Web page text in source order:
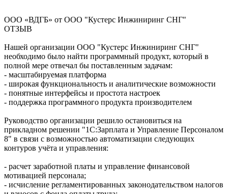
ООО «ВДГБ» от ООО "Кустерс Инжиниринг СНГ"
ОТЗЫВ
Нашей организации ООО "Кустерс Инжиниринг СНГ"
необходимо было найти программный продукт, который в
полной мере отвечал бы поставленным задачам:
- масштабируемая платформа
- широкая функциональность и аналитические возможности
- понятные интерфейсы и простота настроек
- поддержка программного продукта производителем
Руководство организации решило остановиться на
прикладном решении "1С:Зарплата и Управление Персоналом
8" в связи с возможностью автоматизации следующих
контуров учёта и управления:
- расчет заработной платы и управление финансовой
мотивацией персонала;
- исчисление регламентированных законодательством налогов